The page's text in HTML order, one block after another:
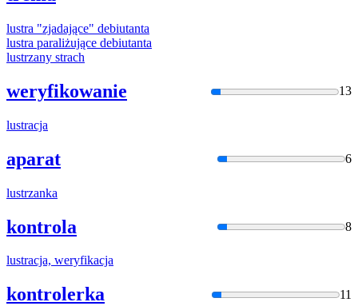
lustra "zjadające" debiutanta
lustra paraliżujące debiutanta
lustrzany strach
weryfikowanie 13
lustracja
aparat 6
lustrzanka
kontrola 8
lustracja, weryfikacja
kontrolerka 11